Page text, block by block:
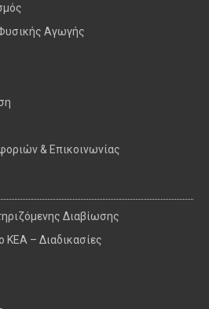
Αγωγής
& Επικοινωνίας
Διαβίωσης
– Διαδικασίες